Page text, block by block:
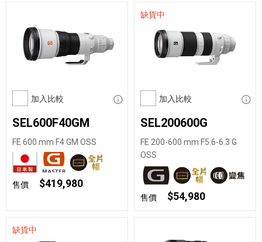
加入比較 顯示資訊
SEL600F40GM
FE 600 mm F4 GM OSS
售價 $419,980
加入比較 顯示
缺貨中
SEL200600G
FE 200-600 mm F5.6-6.3 G
OSS
售價 $54,980
缺貨中